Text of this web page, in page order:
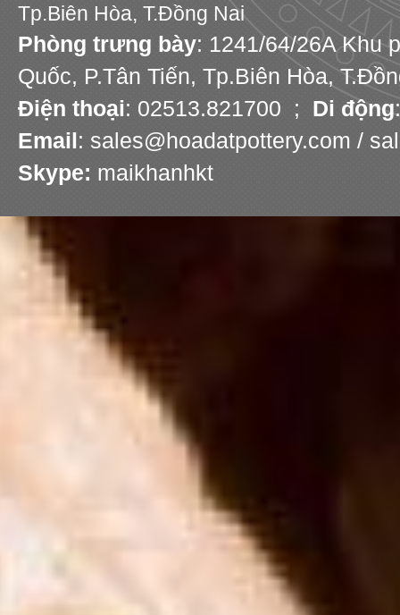
Tp.Biên Hòa, T.Đồng Nai
Phòng trưng bày: 1241/64/26A Khu
Quốc, P.Tân Tiến, Tp.Biên Hòa,
Điện thoại: 02513.821700 ; Di động
Email: sales@hoadatpottery.com /
Skype: maikhanhkt